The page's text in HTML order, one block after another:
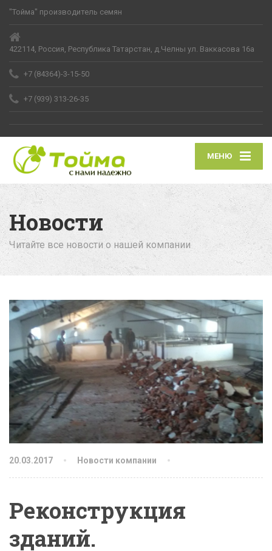
"Тойма" производитель семян
422114, Россия, Республика Татарстан, д.Челны ул. Ваккасова 16а
+7 (84364)-3-15-50
+7 (939) 313-26-35
МЕНЮ
Новости
Читайте все новости о нашей компании
20.03.2017 Новости компании
Реконструкция
зданий.